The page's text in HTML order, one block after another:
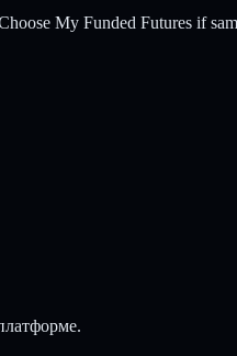
My Funded Futures if